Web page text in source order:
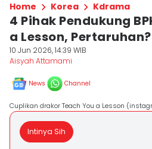
Home Korea Kdrama
4 Pihak Pendukung
a Lesson, Pertaruhan?
10 Jun 2026, 14:39 WIB
Aisyah Attamami
News Channel
Cuplikan drakor Teach You a Lesson
Intinya Sih